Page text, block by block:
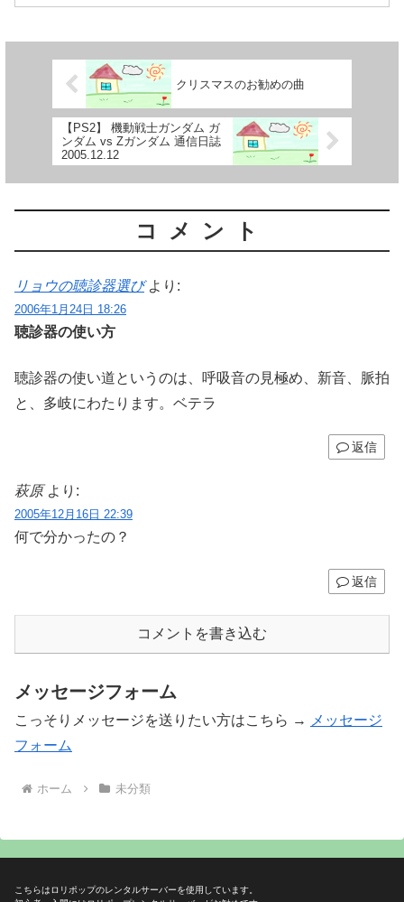
クリスマスのお勧めの曲
【PS2】 機動戦士ガンダム ガ
ンダム vs Zガンダム 通信日誌
2005.12.12
コメント
リョウの聴診器選び より:
2006年1月24日 18:26
聴診器の使い方
聴診器の使い道というのは、呼吸音の見極め、新音、脈拍
と、多岐にわたります。ベテラ
返信
萩原 より:
2005年12月16日 22:39
何で分かったの？
返信
コメントを書き込む
メッセージフォーム
こっそりメッセージを送りたい方はこちら →
メッセージ
フォーム
ホーム 未分類
こちらはロリポップのレンタルサーバーを使用しています。